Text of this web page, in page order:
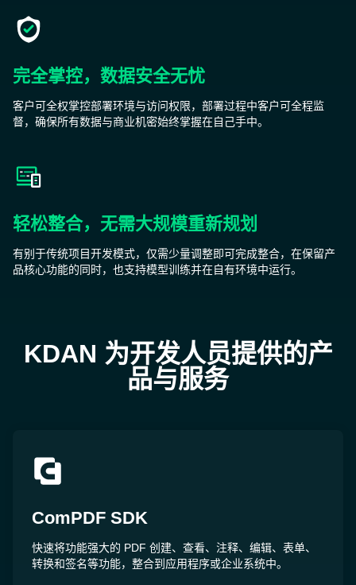
完全掌控，数据安全无忧
客户可全权掌控部署环境与访问权限，部署过程中客户可全程监
督，确保所有数据与商业机密始终掌握在自己手中。
轻松整合，无需大规模重新规划
有别于传统项目开发模式，仅需少量调整即可完成整合，在保留产
品核心功能的同时，也支持模型训练并在自有环境中运行。
KDAN 为开发人员提供的产
品与服务
ComPDF SDK
快速将功能强大的 PDF 创建、查看、注释、编辑、表单、
转换和签名等功能，整合到应用程序或企业系统中。